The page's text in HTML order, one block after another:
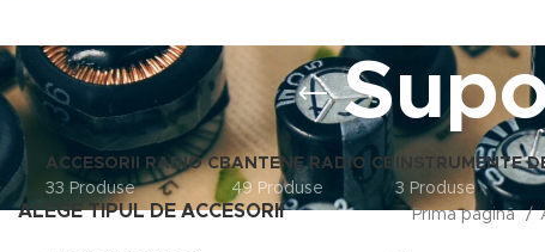
ACCESORII RADIO CB
33 Produse
ANTENE RADIO CB
49 Produse
INSTRUMENTE
3 Produse
ALEGE TIPUL DE ACCESORII Prima pagină